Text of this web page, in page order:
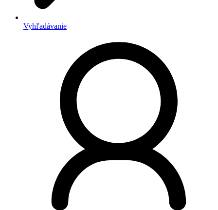
Vyhľadávanie